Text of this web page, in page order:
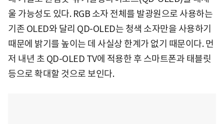
울 가능성도 있다. RGB 소자 전체를 발광원으로 사용하는
기존 OLED와 달리 QD-OLED는 청색 소자만을 사용하기
때문에 밝기를 높이는 데 사실상 한계가 없기 때문이다. 먼
저 내년 초 QD-OLED TV에 적용한 후 스마트폰과 태블릿
등으로 확대할 것으로 보인다.